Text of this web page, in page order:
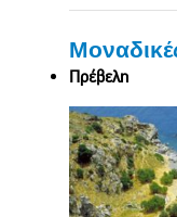
Πρέβελη